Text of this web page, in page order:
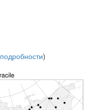
подробности)